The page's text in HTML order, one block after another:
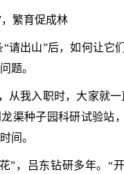
，繁育促成林
请出山”后，如何让它
题。
从我入职时，大家就
渠种子园科研试验站
间。
”，吕东钻研多年。“